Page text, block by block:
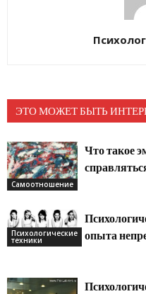
ЭТО МОЖЕТ БЫТЬ
Самоотношение
Что такое
Психологические
техники
опыта